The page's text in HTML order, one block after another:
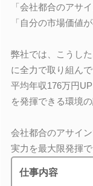
「会社都合のアサ
「自分の市場価値
弊社では、こうし
に全力で取り組んで
平均年収176万円
を発揮できる環境の
会社都合のアサイ
実力を最大限発揮
仕事内容